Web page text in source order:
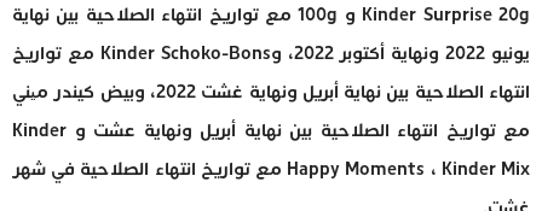
Kinder Surprise 20g و 100g مع تواريخ انتهاء الصلاحية بين نهاية
يونيو 2022 ونهاية أكتوبر 2022، وKinder Schoko-Bons مع تواريخ
انتهاء الصلاحية بين نهاية أبريل ونهاية غشت 2022، وبيض كيندر میني
مع تواريخ انتهاء الصلاحية بين نهاية أبريل ونهاية عشت و Kinder
Happy Moments ، Kinder Mix مع تواريخ انتهاء الصلاحية في شهر